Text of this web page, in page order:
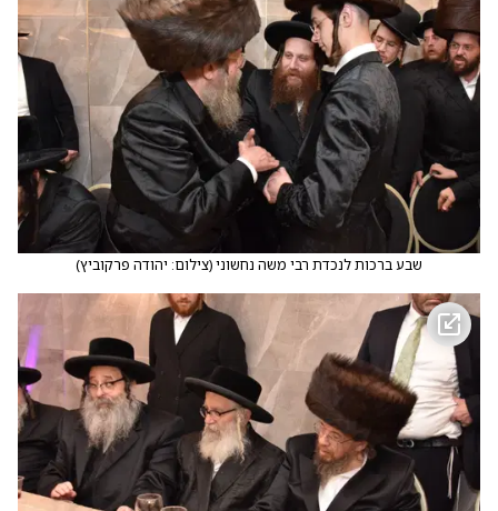
שבע ברכות לנכדת רבי משה נחשוני(צילום: יהודה פרקוביץ)